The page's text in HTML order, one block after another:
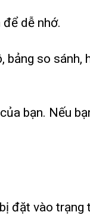
dễ nhớ.
bảng so sánh,
bạn. Nếu
đặt vào trạng